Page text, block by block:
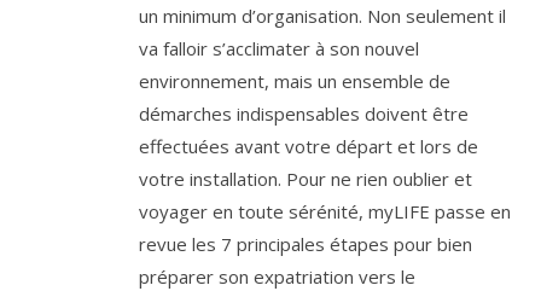
un minimum d’organisation. Non seulement il
va falloir s’acclimater à son nouvel
environnement, mais un ensemble de
démarches indispensables doivent être
effectuées avant votre départ et lors de
votre installation. Pour ne rien oublier et
voyager en toute sérénité, myLIFE passe en
revue les 7 principales étapes pour bien
préparer son expatriation vers le